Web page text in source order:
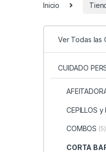
Inicio
Ver Todas las
CUIDADO
CEPILLOS y
COMBOS (5)
CORTA